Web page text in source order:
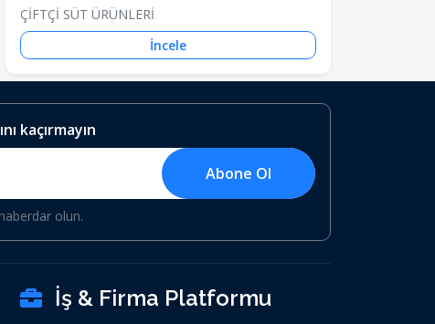
ÇİFTÇİ SÜT ÜRÜNLERİ
İncele
kaçırmayın
Abone Ol
olun.
İş & Firma Platformu